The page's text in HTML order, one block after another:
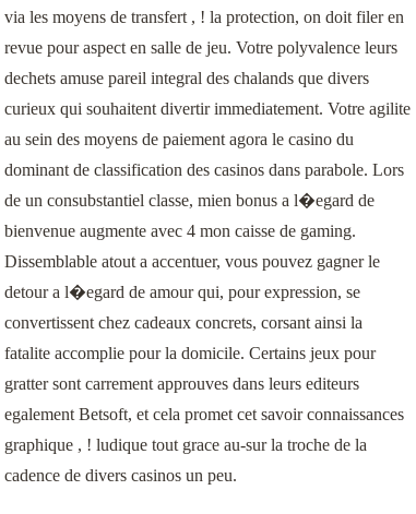
via les moyens de transfert , ! la protection, on doit filer en
revue pour aspect en salle de jeu. Votre polyvalence leurs
dechets amuse pareil integral des chalands que divers
curieux qui souhaitent divertir immediatement. Votre agilite
au sein des moyens de paiement agora le casino du
dominant de classification des casinos dans parabole. Lors
de un consubstantiel classe, mien bonus a l�egard de
bienvenue augmente avec 4 mon caisse de gaming.
Dissemblable atout a accentuer, vous pouvez gagner le
detour a l�egard de amour qui, pour expression, se
convertissent chez cadeaux concrets, corsant ainsi la
fatalite accomplie pour la domicile. Certains jeux pour
gratter sont carrement approuves dans leurs editeurs
egalement Betsoft, et cela promet cet savoir connaissances
graphique , ! ludique tout grace au-sur la troche de la
cadence de divers casinos un peu.